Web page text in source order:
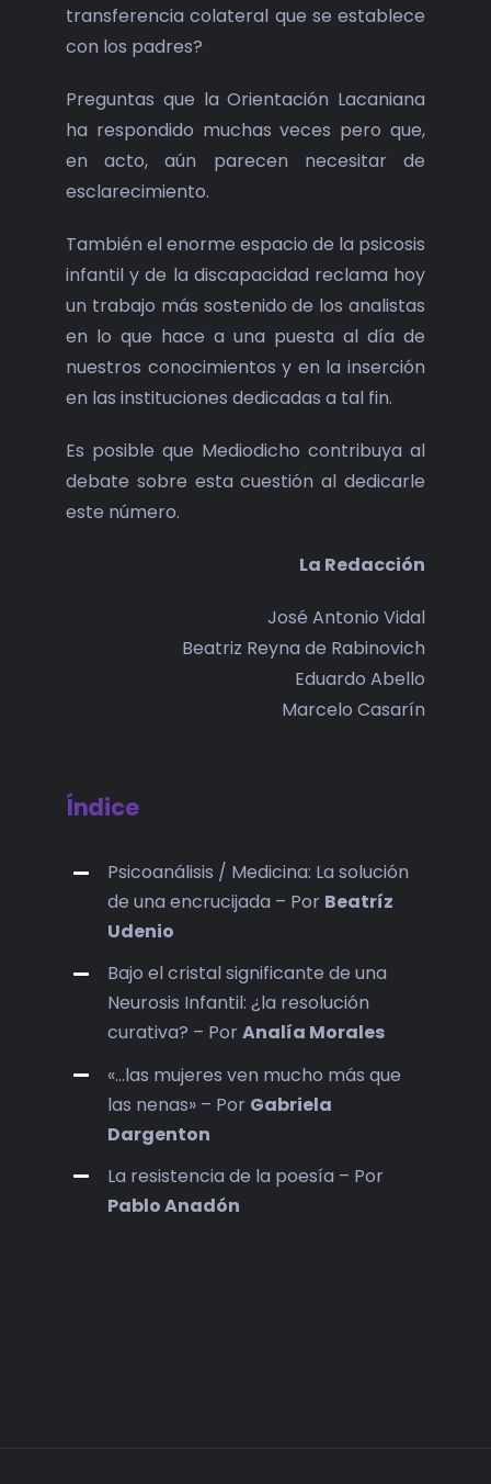
transferencia colateral que se establece
con los padres?
Preguntas que la Orientación Lacaniana
ha respondido muchas veces pero que,
en acto, aún parecen necesitar de
esclarecimiento.
También el enorme espacio de la psicosis
infantil y de la discapacidad reclama hoy
un trabajo más sostenido de los analistas
en lo que hace a una puesta al día de
nuestros conocimientos y en la inserción
en las instituciones dedicadas a tal fin.
Es posible que Mediodicho contribuya al
debate sobre esta cuestión al dedicarle
este número.
La Redacción
José Antonio Vidal
Beatriz Reyna de Rabinovich
Eduardo Abello
Marcelo Casarín
Índice
Psicoanálisis / Medicina: La solución
de una encrucijada – Por Beatríz
Udenio
Bajo el cristal significante de una
Neurosis Infantil: ¿la resolución
curativa? – PorAnalía Morales
«…las mujeres ven mucho más que
las nenas» – Por Gabriela
Dargenton
La resistencia de la poesía – Por
Pablo Anadón